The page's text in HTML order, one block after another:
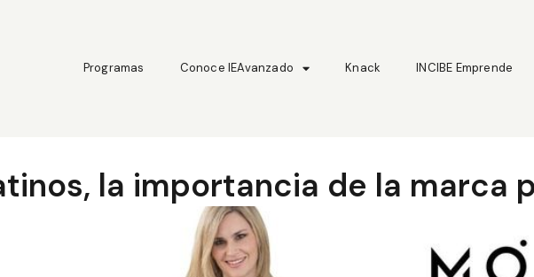
Programas Conoce IEAvanzado Knack INCIBE Emprende
la importancia de la marca